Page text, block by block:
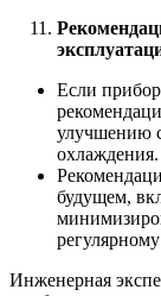
Если
улучшению
охлаждения.
будущем,
Инженерная